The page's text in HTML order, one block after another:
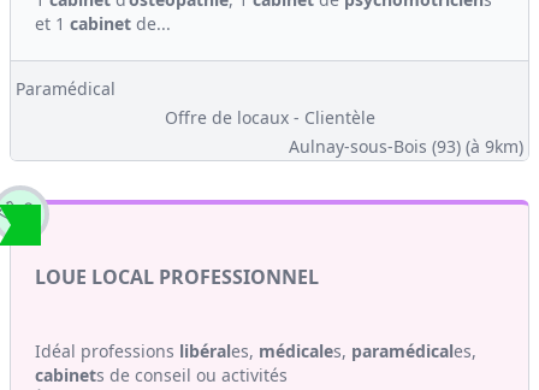
et 1 cabinet de...
Paramédical
Offre de locaux - Clientèle
Aulnay-sous-Bois (93) (à 9km)
LOUE LOCAL PROFESSIONNEL
Idéal professions libérales, médicales, paramédicales,
cabinets de conseil ou activités